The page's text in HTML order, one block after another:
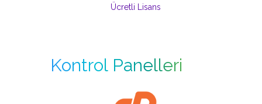
Ücretli Lisans
Kontrol Panelleri